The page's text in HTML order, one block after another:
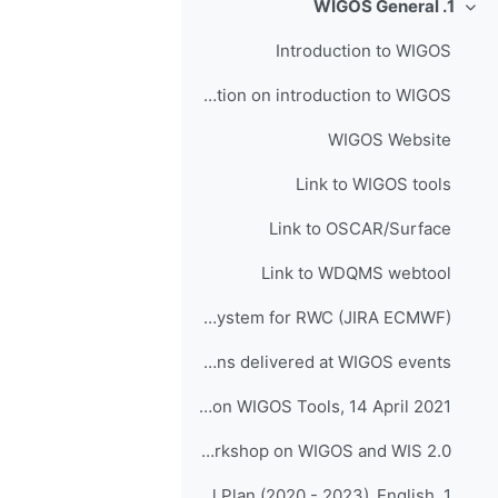
طي1. WIGOS General
Introduction to WIGOS
Presentation on introduction to WIGOS
WIGOS Website
Link to WIGOS tools
Link to OSCAR/Surface
Link to WDQMS webtool
Link to Incident Management System for RWC (JIRA ECMWF)
Presentations delivered at WIGOS events
INFCOM-1(III) Side Event on WIGOS Tools, 14 April 2021
Follow up - Regional Workshop on WIGOS and WIS 2.0...